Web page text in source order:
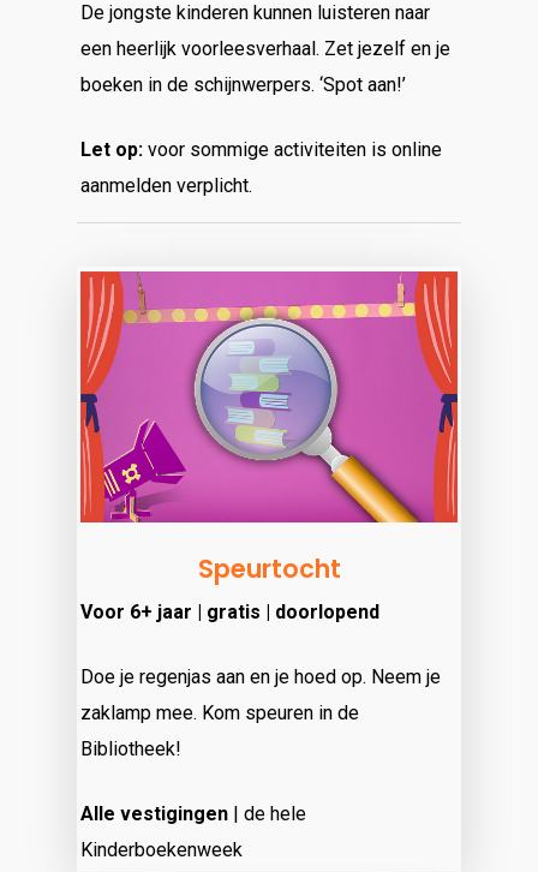
De jongste kinderen kunnen luisteren naar
een heerlijk voorleesverhaal. Zet jezelf en je
boeken in de schijnwerpers. ‘Spot aan!’
Let op: voor sommige activiteiten is online
aanmelden verplicht.
Speurtocht
Voor 6+ jaar | gratis | doorlopend
Doe je regenjas aan en je hoed op. Neem je
zaklamp mee. Kom speuren in de
Bibliotheek!
Alle vestigingen | de hele
Kinderboekenweek